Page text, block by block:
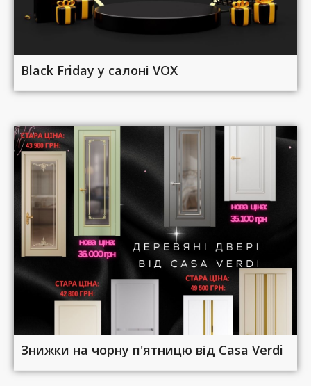
Black Friday у салоні VOX
Знижки на чорну п'ятницю від Casa Verdi